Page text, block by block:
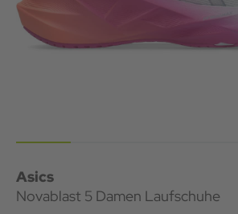
Asics
Novablast 5 Damen Laufschuhe